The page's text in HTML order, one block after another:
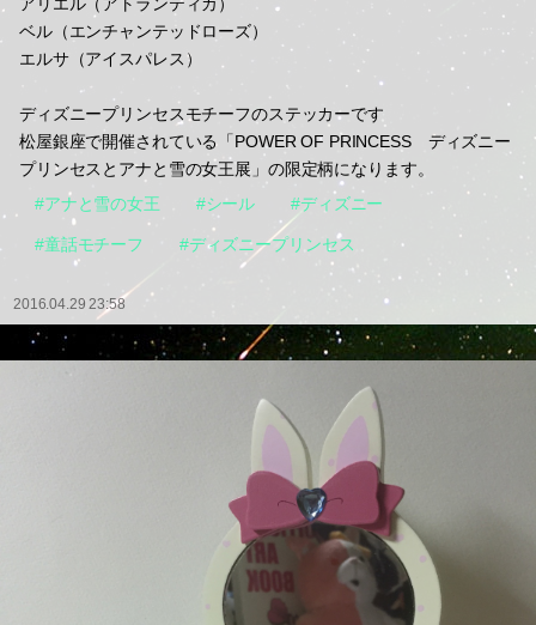
ベル（エンチャンテッドローズ）
エルサ（アイスパレス）
ディズニープリンセスモチーフのステッカーです
松屋銀座で開催されている「POWER OF PRINCESS ディズニー
プリンセスとアナと雪の女王展」の限定柄になります。
#アナと雪の女王
#シール #ディズニー
#童話モチーフ #ディズニープリンセス
2016.04.29 23:58